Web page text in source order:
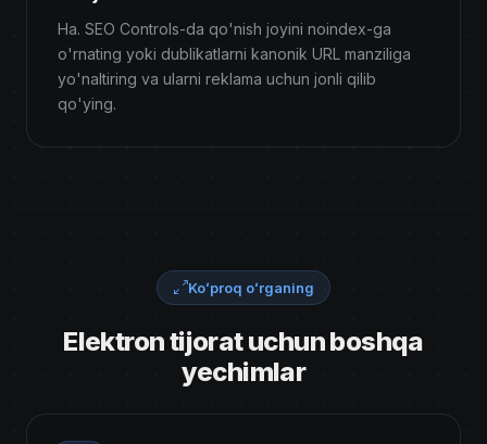
Ha. SEO Controls-da qo'nish joyini noindex-ga
o'rnating yoki dublikatlarni kanonik URL manziliga
yo'naltiring va ularni reklama uchun jonli qilib
qo'ying.
Koʻproq oʻrganing
Elektron tijorat uchun boshqa
yechimlar